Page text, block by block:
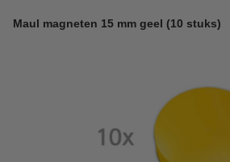
Maul magneten 15 mm geel (10 stuks)